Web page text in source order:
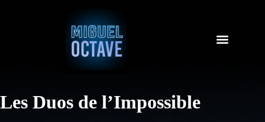
Les Duos de l’Impossible